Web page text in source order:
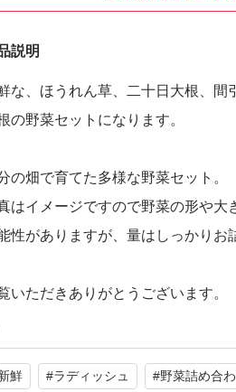
説明
な、ほうれん草、二十日大根、間
の野菜セットになります。
の畑で育てた多様な野菜セット。
はイメージですので野菜の形や大
性がありますが、量はしっかりお
いただきありがとうございます。
を使わずに育てているため虫食い
ざいますのでご了承ください。
鮮 #ラディッシュ #野菜詰め合